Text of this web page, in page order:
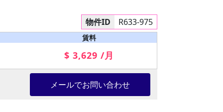
物件ID R633-975
賃料
$ 3,629 /月
メールでお問い合わせ